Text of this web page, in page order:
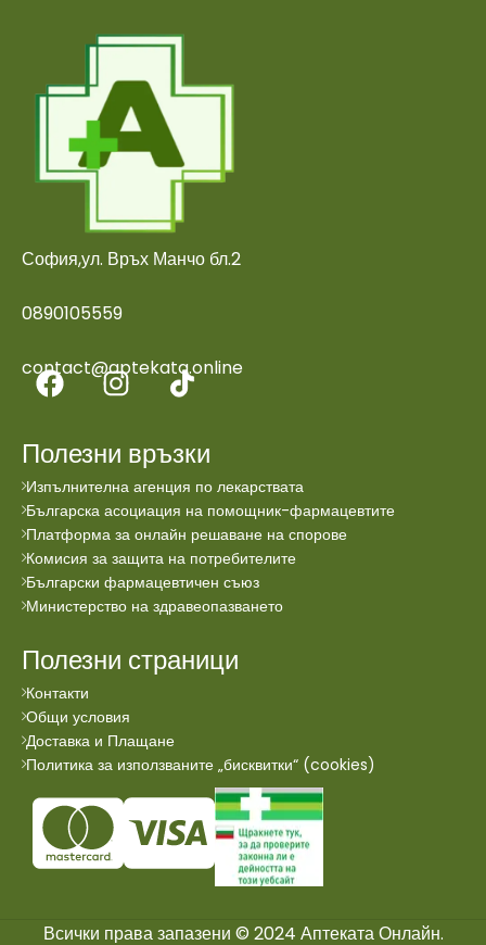
София,ул. Връх Манчо бл.2
0890105559
contact@aptekata.online
Полезни връзки
Изпълнителна агенция по лекарствата
Българска асоциация на помощник-фармацевтите
Платформа за онлайн решаване на спорове
Комисия за защита на потребителите
Български фармацевтичен съюз
Министерство на здравеопазването
Полезни страници
Контакти
Общи условия
Доставка и Плащане
Политика за използваните „бисквитки“ (cookies)
Всички права запазени © 2024 Аптеката Онлайн.